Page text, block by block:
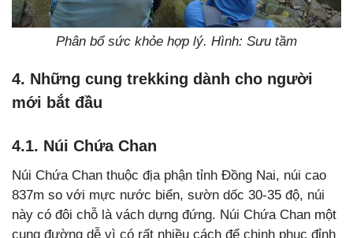
Phân bổ sức khỏe hợp lý. Hình: Sưu tầm
4. Những cung trekking dành cho người
mới bắt đầu
4.1. Núi Chứa Chan
Núi Chứa Chan thuộc địa phận tỉnh Đồng Nai, núi cao
837m so với mực nước biển, sườn dốc 30-35 độ, núi
này có đôi chỗ là vách dựng đứng. Núi Chứa Chan một
cung đường dễ vì có rất nhiều cách để chinh phục đỉnh